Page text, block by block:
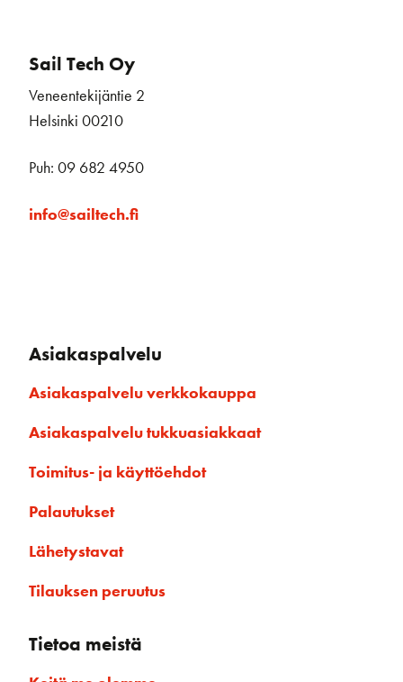
Sail Tech Oy
Veneentekijäntie 2
Helsinki 00210
Puh: 09 682 4950
info@sailtech.fi
Asiakaspalvelu
Asiakaspalvelu verkkokauppa
Asiakaspalvelu tukkuasiakkaat
Toimitus- ja käyttöehdot
Palautukset
Lähetystavat
Tilauksen peruutus
Tietoa meistä